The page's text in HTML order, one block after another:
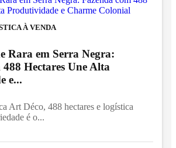
À VENDA
Rara em Serra Negra:
Hectares Une Alta
e...
Art Déco, 488 hectares e logística
é o...